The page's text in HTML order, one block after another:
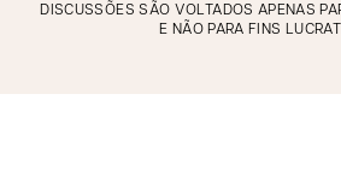
DISCUSSÕES SÃO VOLTADOS APENAS
E NÃO PARA FINS